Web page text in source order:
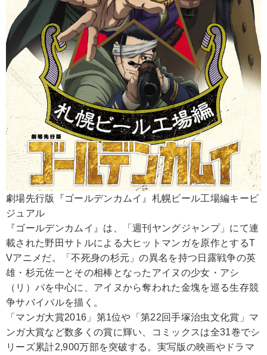
劇場先行版『ゴールデンカムイ』札幌ビール工場編キービ
ジュアル
『ゴールデンカムイ』は、「週刊ヤングジャンプ」にて連
載された野田サトルによる大ヒットマンガを原作とするT
Vアニメだ。「不死身の杉元」の異名を持つ日露戦争の英
雄・杉元佐一とその相棒となったアイヌの少女・アシ
（リ）パを中心に、アイヌから奪われた金塊を巡る生存競
争サバイバルを描く。
「マンガ大賞2016」第1位や「第22回手塚治虫文化賞」マ
ンガ大賞など数多くの賞に輝い、コミックスは全31巻でシ
リーズ累計2,900万部を突破する。実写版の映画やドラマ